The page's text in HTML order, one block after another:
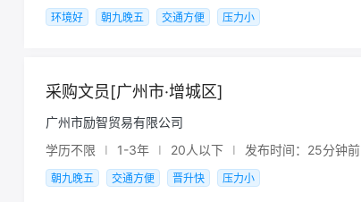
环境好 朝九晚五 交通方便 压力小
采购文员[广州市·增城区]
广州市励智贸易有限公司
学历不限
I 1-3年 I 20人以下 I 发布时间：25分钟前
朝九晚五 交通方便 晋升快 压力小